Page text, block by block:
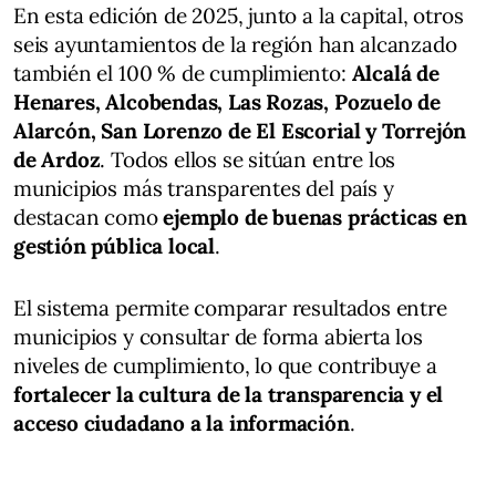
En esta edición de 2025, junto a la capital, otros
seis ayuntamientos de la región han alcanzado
también el 100 % de cumplimiento: Alcalá de
Henares, Alcobendas, Las Rozas, Pozuelo de
Alarcón, San Lorenzo de El Escorial y Torrejón
de Ardoz. Todos ellos se sitúan entre los
municipios más transparentes del país y
destacan comoejemplo de buenas prácticas en
gestión pública local.
El sistema permite comparar resultados entre
municipios y consultar de forma abierta los
niveles de cumplimiento, lo que contribuye a
fortalecer la cultura de la transparencia y el
acceso ciudadano a la información.